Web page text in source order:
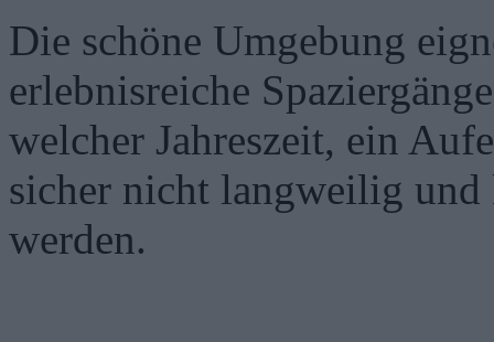
Die schöne Umgebung
erlebnisreiche
welcher Jahreszeit, ein
sicher nicht langweilig und
werden.